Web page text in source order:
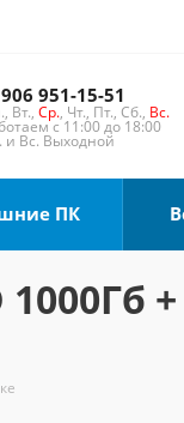
951-15-51
Вт., Ср., Чт., Пт., Сб., Вс.
с 11:00 до 18:00
и Вс. Выходной
ПК